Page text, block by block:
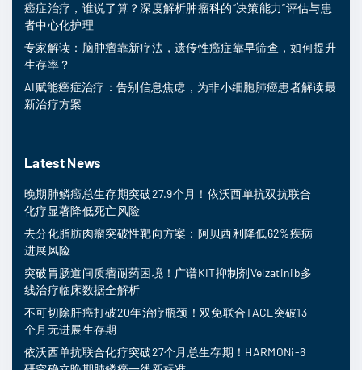
癌症治疗，谁说了算？深度解析肿瘤科的“决策能力”评估与患
者中心化护理
专家解读：脑肿瘤靠新疗法，遗传性癌症靠早筛查，如何提升
生存率？
AI赋能癌症治疗：告别信息焦虑，为非小细胞肺癌患者解读最
新治疗方案
Latest News
晚期肺鳞癌总生存期突破27.9个月！依沃西单抗双抗联合
化疗显著降低死亡风险
去分化脂肪肉瘤突破性靶向方案：阿贝西利降低62%疾病
进展风险
突破胃肠道间质瘤耐药困境！广谱KIT抑制剂Velzatinib多
线治疗临床数据全解析
不可切除肝癌打破20年治疗瓶颈！双免联合TACE突破13
个月无进展生存期
依沃西单抗联合化疗突破27个月总生存期！HARMONi-6